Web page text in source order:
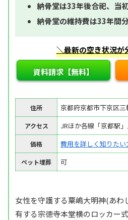
納骨堂は33年後合祀、当
納骨堂の維持費は33年間
＼最新の空き状況が
資料請求【無料】
住所 京都府京都市下京区
アクセス JRほか各線「京都駅
価格 費用を詳しく知りたい
ペット埋葬 可
女性を守護する粟嶋大明神(あわ
有する宗徳寺本堂横のロッカー